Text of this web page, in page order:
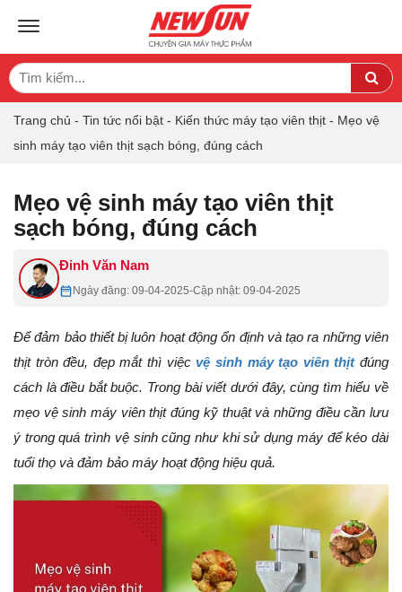
TOGGLE NAVIGATION
Search
for:
Trang chủ - Tin tức nổi bật - Kiến thức máy tạo viên thịt - Mẹo vệ
sinh máy tạo viên thịt sạch bóng, đúng cách
Mẹo vệ sinh máy tạo viên thịt
sạch bóng, đúng cách
Đinh Văn Nam
Ngày đăng: 09-04-2025-Cập nhật: 09-04-2025
Để đảm bảo thiết bị luôn hoạt động ổn định và tạo ra những viên
thịt tròn đều, đẹp mắt thì việc vệ sinh máy tạo viên thịtđúng
cách là điều bắt buộc. Trong bài viết dưới đây, cùng tìm hiểu về
mẹo vệ sinh máy viên thịt đúng kỹ thuật và những điều cần lưu
ý trong quá trình vệ sinh cũng như khi sử dụng máy để kéo dài
tuổi thọ và đảm bảo máy hoạt động hiệu quả.